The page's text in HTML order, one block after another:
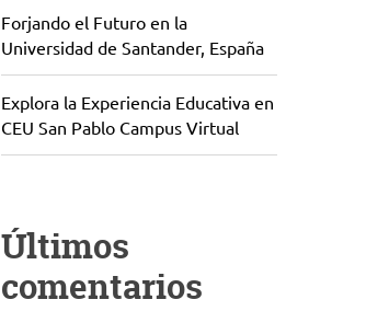
Forjando el Futuro en la
Universidad de Santander, España
Explora la Experiencia Educativa en
CEU San Pablo Campus Virtual
Últimos
comentarios